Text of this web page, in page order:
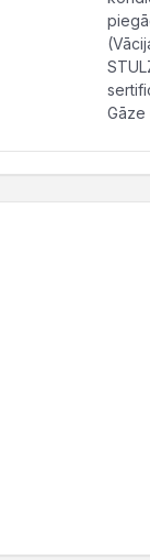
Gāze